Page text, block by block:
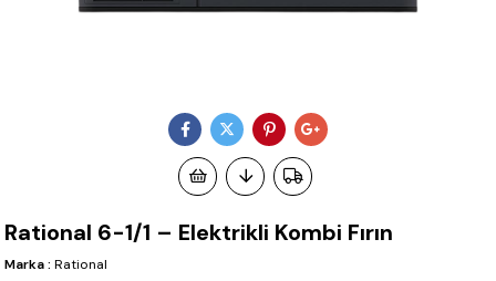
Rational 6-1/1 – Elektrikli Kombi Fırın
Marka : Rational